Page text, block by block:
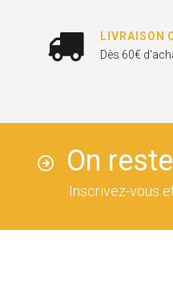
LIVRAISON
Dès 60€
On
Inscrivez-vous